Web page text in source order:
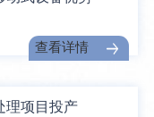
查看详情
理项目投产